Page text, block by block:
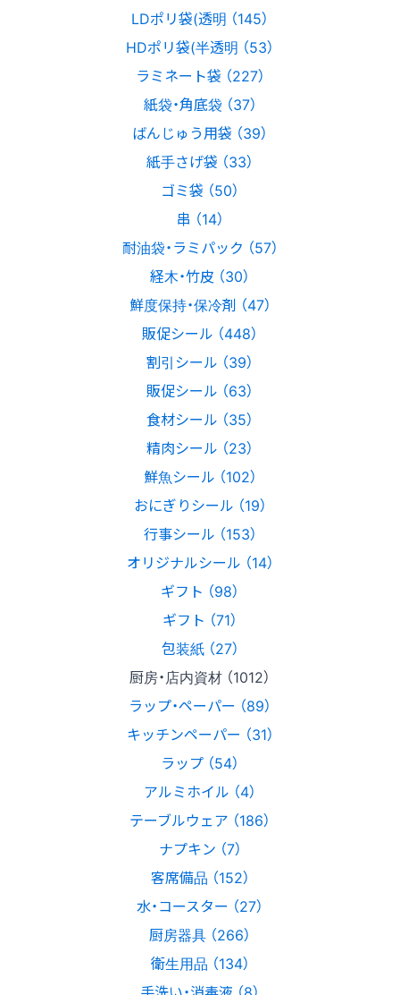
LDポリ袋(透明 （145）
HDポリ袋(半透明 （53）
ラミネート袋 （227）
紙袋・角底袋 （37）
ばんじゅう用袋 （39）
紙手さげ袋 （33）
ゴミ袋 （50）
串 （14）
耐油袋・ラミパック （57）
経木・竹皮 （30）
鮮度保持・保冷剤 （47）
販促シール （448）
割引シール （39）
販促シール （63）
食材シール （35）
精肉シール （23）
鮮魚シール （102）
おにぎりシール （19）
行事シール （153）
オリジナルシール （14）
ギフト （98）
ギフト （71）
包装紙 （27）
厨房・店内資材 （1012）
ラップ・ペーパー （89）
キッチンペーパー （31）
ラップ （54）
アルミホイル （4）
テーブルウェア （186）
ナプキン （7）
客席備品 （152）
水・コースター （27）
厨房器具 （266）
衛生用品 （134）